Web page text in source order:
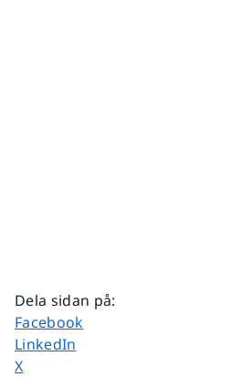
Dela sidan på:
Dela sidan på
Facebook
Dela sidan på
LinkedIn
Dela sidan på
X